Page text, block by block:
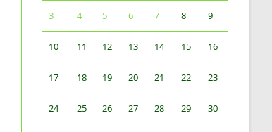
3 4 5 6 7 8 9
10 11 12 13 14 15 16
17 18 19 20 21 22 23
24 25 26 27 28 29 30